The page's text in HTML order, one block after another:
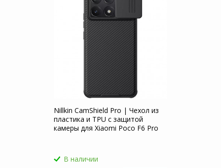
Nillkin CamShield Pro | Чехол из
пластика и TPU с защитой
камеры для Xiaomi Poco F6 Pro
В наличии